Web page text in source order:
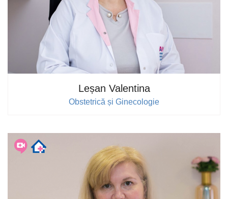
Leșan Valentina
Obstetrică și Ginecologie